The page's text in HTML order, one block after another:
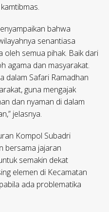
bahwa
senantiasa
oleh semua pihak. Baik dari
agama dan masyarakat.
dalam Safari Ramadhan
guna mengajak
dan nyaman di dalam
jelasnya.
Kompol Subadri
bersama jajaran
semakin dekat
elemen di Kecamatan
ada problematika